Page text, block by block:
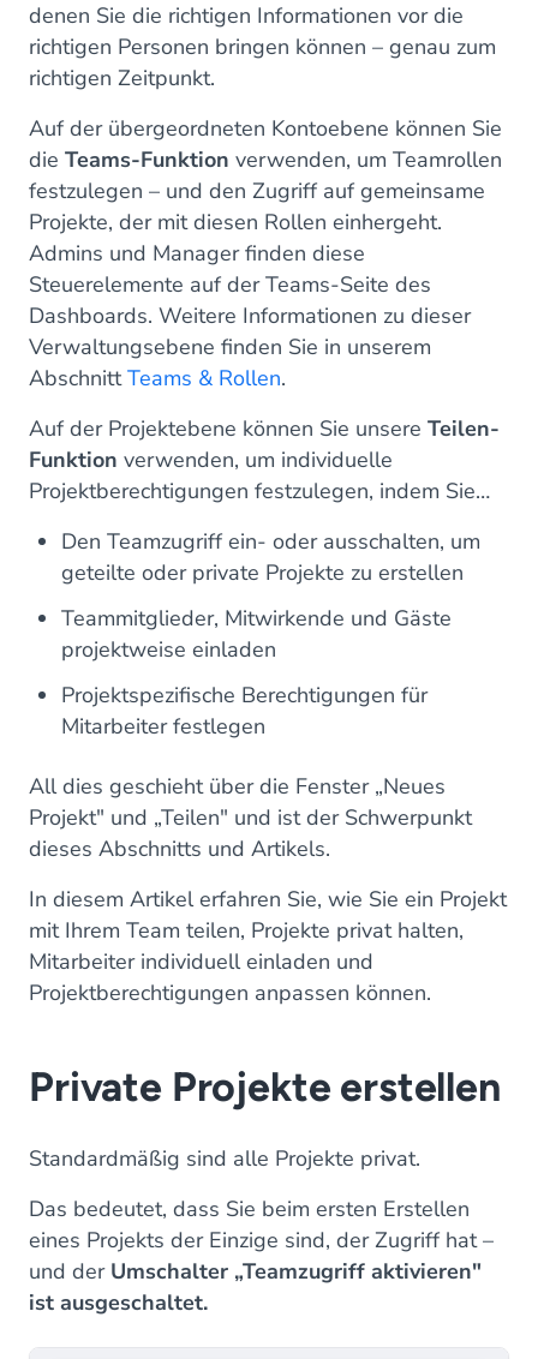
denen Sie die richtigen Informationen vor die
richtigen Personen bringen können – genau zum
richtigen Zeitpunkt.
Auf der übergeordneten Kontoebene können Sie
die Teams-Funktion verwenden, um Teamrollen
festzulegen – und den Zugriff auf gemeinsame
Projekte, der mit diesen Rollen einhergeht.
Admins und Manager finden diese
Steuerelemente auf der Teams-Seite des
Dashboards. Weitere Informationen zu dieser
Verwaltungsebene finden Sie in unserem
AbschnittTeams & Rollen.
Auf der Projektebene können Sie unsere Teilen-
Funktion verwenden, um individuelle
Projektberechtigungen festzulegen, indem Sie…
Den Teamzugriff ein- oder ausschalten, um
geteilte oder private Projekte zu erstellen
Teammitglieder, Mitwirkende und Gäste
projektweise einladen
Projektspezifische Berechtigungen für
Mitarbeiter festlegen
All dies geschieht über die Fenster „Neues
Projekt" und „Teilen" und ist der Schwerpunkt
dieses Abschnitts und Artikels.
In diesem Artikel erfahren Sie, wie Sie ein Projekt
mit Ihrem Team teilen, Projekte privat halten,
Mitarbeiter individuell einladen und
Projektberechtigungen anpassen können.
Private Projekte erstellen
Standardmäßig sind alle Projekte privat.
Das bedeutet, dass Sie beim ersten Erstellen
eines Projekts der Einzige sind, der Zugriff hat –
und der Umschalter „Teamzugriff aktivieren"
ist ausgeschaltet.